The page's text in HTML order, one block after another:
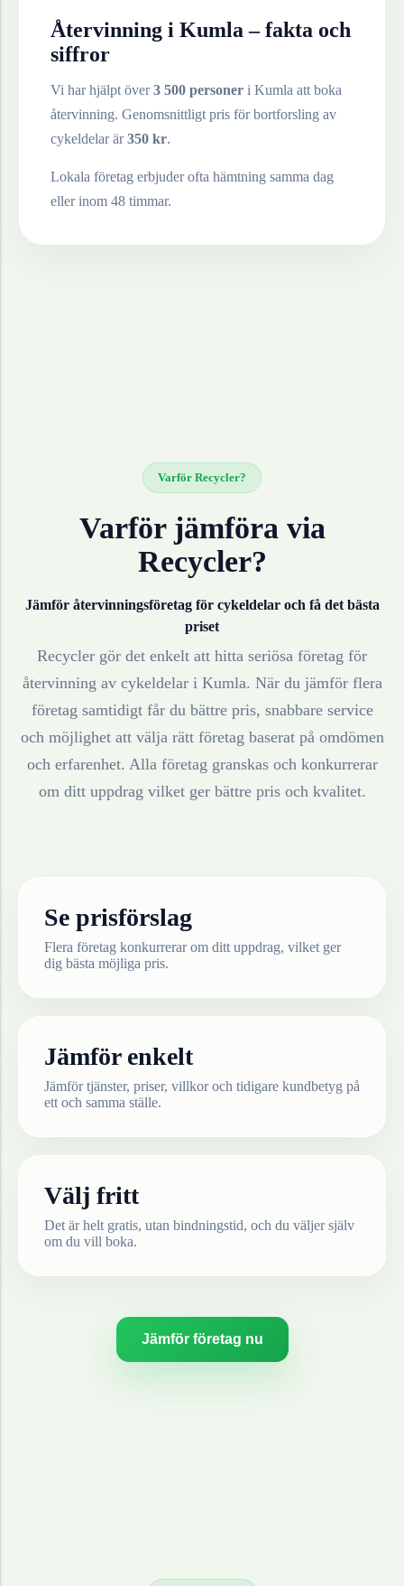
Återvinning i Kumla – fakta och
siffror
Vi har hjälpt över3 500 personer i Kumla att boka
återvinning. Genomsnittligt pris för bortforsling av
cykeldelarär350 kr.
Lokala företag erbjuder ofta hämtning samma dag
eller inom 48 timmar.
Varför Recycler?
Varför jämföra via
Recycler?
Jämför återvinningsföretag för cykeldelaroch få det bästa
priset
Recycler gör det enkelt att hitta seriösa företag för
återvinning av cykeldelari Kumla. När du jämför flera
företag samtidigt får du bättre pris, snabbare service
och möjlighet att välja rätt företag baserat på omdömen
och erfarenhet. Alla företag granskas och konkurrerar
om ditt uppdrag vilket ger bättre pris och kvalitet.
Se prisförslag
Flera företag konkurrerar om ditt uppdrag, vilket ger
dig bästa möjliga pris.
Jämför enkelt
Jämför tjänster, priser, villkor och tidigare kundbetyg på
ett och samma ställe.
Välj fritt
Det är helt gratis, utan bindningstid, och du väljer själv
om du vill boka.
Jämför företag nu